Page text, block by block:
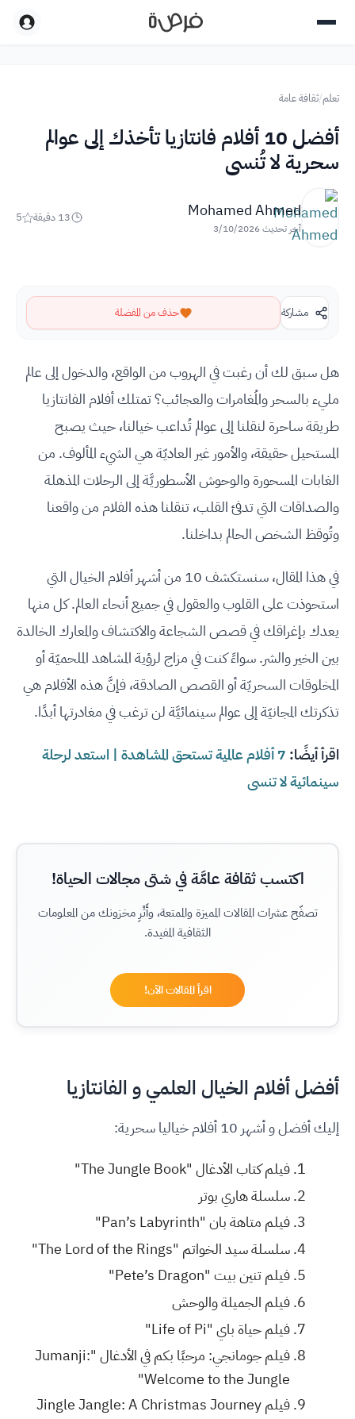
تعلم/ثقافة عامة
أفضل 10 أفلام فانتازيا تأخذك إلى عوالم
سحرية لا تُنسى
Mohamed Ahmed
آخر تحديث3/10/2026
13 دقيقة 5
مشاركة حذف من المفضلة
هل سبق لك أن رغبت في الهروب من الواقع، والدخول إلى عالم
مليء بالسحر والمُغامرات والعجائب؟ تمتلك أفلام الفانتازيا
طريقة ساحرة لنقلنا إلى عوالم تُداعب خيالنا، حيث يصبح
المستحيل حقيقة، والأمور غير العاديّة هي الشيء المألوف. من
الغابات المسحورة والوحوش الأسطوريَّة إلى الرحلات المذهلة
والصداقات التي تدفئ القلب، تنقلنا هذه الفلام من واقعنا
وتُوقظ الشخص الحالم بداخلنا.
في هذا المقال، سنستكشف 10 من أشهر أفلام الخيال التي
استحوذت على القلوب والعقول في جميع أنحاء العالم. كل منها
يعدك بإغراقك في قصص الشجاعة والاكتشاف والمعارك الخالدة
بين الخير والشر. سواءً كنت في مزاج لرؤية المشاهد الملحميّة أو
المخلوقات السحريّة أو القصص الصادقة، فإنَّ هذه الأفلام هي
تذكرتك المجانيّة إلى عوالم سينمائيَّة لن ترغب في مغادرتها أبدًا.
اقرأ أيضًا:
7 أفلام عالمية تستحق المشاهدة | استعد لرحلة
سينمائية لا تنسى
اكتسب ثقافة عامَّة في شتى مجالات الحياة!
تصفّح عشرات المقالات المميزة والممتعة، وأَثْرِ مخزونك من المعلومات
الثقافية المفيدة.
اقرأ المقالات الآن!
أفضل أفلام الخيال العلمي و الفانتازيا
إليك أفضل و أشهر 10 أفلام خياليا سحرية:
فيلم كتاب الأدغال "The Jungle Book"
سلسلة هاري بوتر
فيلم متاهة بان "Pan’s Labyrinth"
سلسلة سيد الخواتم "The Lord of the Rings"
فيلم تنين بيت "Pete’s Dragon"
فيلم الجميلة والوحش
فيلم حياة باي "Life of Pi"
فيلم جومانجي: مرحبًا بكم في الأدغال "Jumanji:
Welcome to the Jungle"
فيلم Jingle Jangle: A Christmas Journey